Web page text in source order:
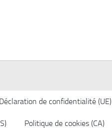
Déclaration de confidentialité (UE)
Politique de cookies (CA)